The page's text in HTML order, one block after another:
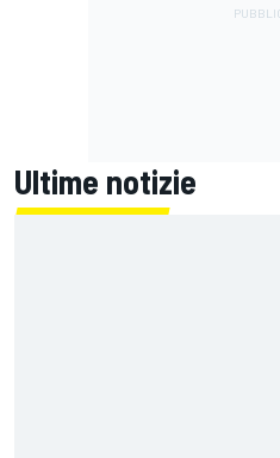
Ultime notizie